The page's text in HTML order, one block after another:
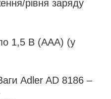
рівня заряду
1,5 В (ААА) (у
Adler AD 8186 –